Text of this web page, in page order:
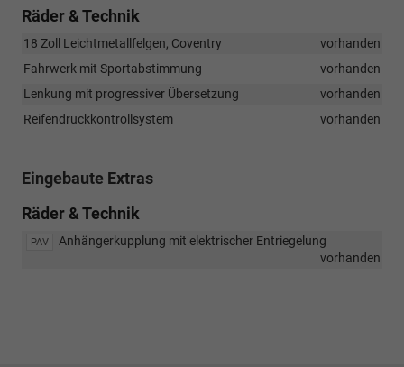
Räder & Technik
18 Zoll Leichtmetallfelgen, Coventry
vorhanden
Fahrwerk mit Sportabstimmung
vorhanden
Lenkung mit progressiver Übersetzung
vorhanden
Reifendruckkontrollsystem
vorhanden
Eingebaute Extras
Räder & Technik
PAV
Anhängerkupplung mit elektrischer Entriegelung
vorhanden